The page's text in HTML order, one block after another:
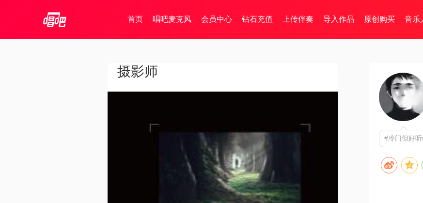
首页 唱吧麦克风 会员中心 钻石充值 上传伴奏 导入作品 原创购买 音乐
摄影师
#冷门但好